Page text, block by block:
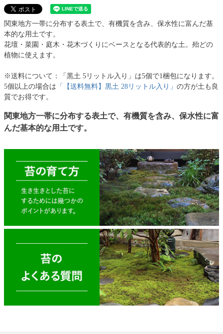
関東地方一帯に分布する表土で、有機質を含み、保水性に富んだ基
本的な用土です。
花壇・菜園・庭木・花木づくりにベースとなる代表的な土。殆どの
植物に使えます。
※送料について：「黒土 5リットル入り」は5個で1梱包になります。
5個以上の場合は 「【送料無料】黒土 28リットル入り」 の方が土も良
質でお得です。
関東地方一帯に分布する表土で、有機質を含み、保水性に富
んだ基本的な用土です。